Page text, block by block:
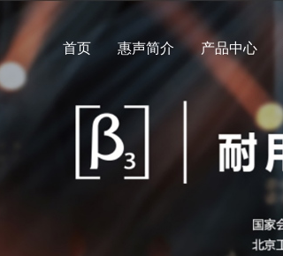
首页 惠声简介 产品中心